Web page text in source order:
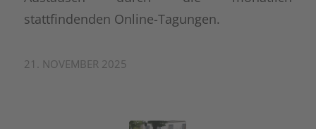
stattfindenden Online-Tagungen.
21. NOVEMBER 2025